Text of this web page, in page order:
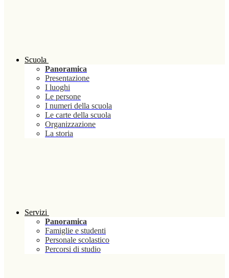
Scuola
Panoramica
Presentazione
I luoghi
Le persone
I numeri della scuola
Le carte della scuola
Organizzazione
La storia
Servizi
Panoramica
Famiglie e studenti
Personale scolastico
Percorsi di studio